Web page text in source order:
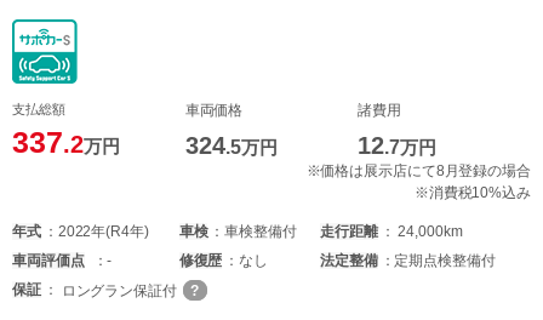
支払総額
337.2万円
車両価格
324.5万円
諸費用
12.7万円
※価格は展示店にて8月登録の場合
※消費税10%込み
年式 2022年(R4年) 車検 車検整備付 走行距離
24,000km
車両評価点 - 修復歴 なし 法定整備
定期点検整備付
保証
ロングラン保証付